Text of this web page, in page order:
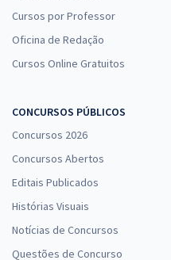
Cursos por Professor
Oficina de Redação
Cursos Online Gratuitos
CONCURSOS PÚBLICOS
Concursos 2026
Concursos Abertos
Editais Publicados
Histórias Visuais
Notícias de Concursos
Questões de Concurso